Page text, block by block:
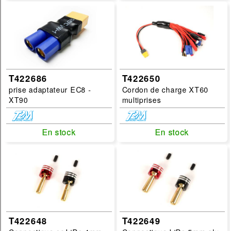
En Stock
Prochainement dispo
Marques :
Tamiya
T2M
Categories :
accessoire
Sous Categories :
cable-prise-connectique
Echelles :
T422686
prise adaptateur EC8 -
XT90
En stock
En stock
T422650
Cordon de charge XT60
multiprises
En stock
En stock
T422648 T422649